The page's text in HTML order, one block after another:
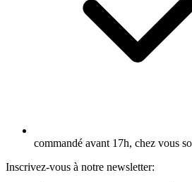
commandé avant 17h, chez vous
Inscrivez-vous à notre newsletter: